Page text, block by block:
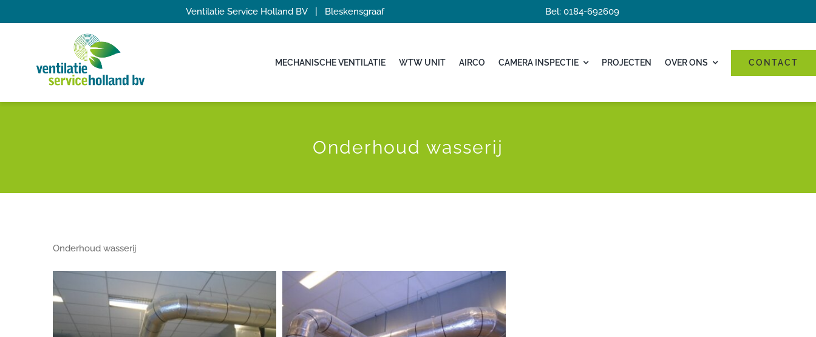
Ventilatie Service Holland BV | Bleskensgraaf Bel: 0184-692609
MECHANISCHE VENTILATIE WTW UNIT AIRCO CAMERA INSPECTIE PROJECTEN OVER ONS CONTACT
Onderhoud wasserij
Onderhoud wasserij